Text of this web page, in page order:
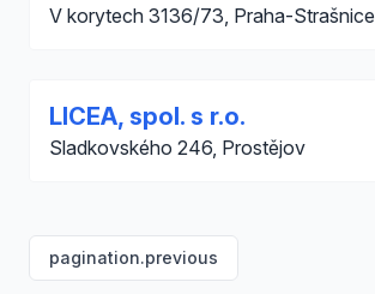
V korytech 3136/73, Praha-Strašnice
LICEA, spol. s r.o.
Sladkovského 246, Prostějov
pagination.previous